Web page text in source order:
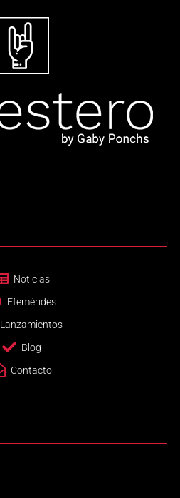
Noticias
Efemérides
Lanzamientos
Blog
Contacto